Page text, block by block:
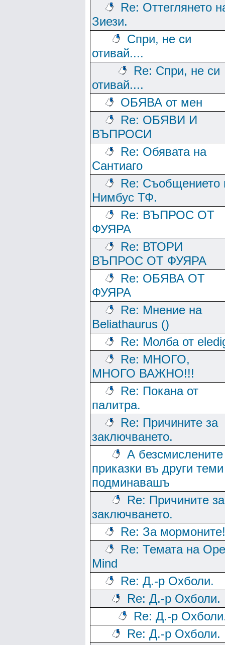
Re: Оттеглянето
Зиези.
Спри, не си
отивай....
Re: Спри, не си
отивай....
ОБЯВА от мен
Re: ОБЯВИ И
ВЪПРОСИ
Re: Обявата на
Сантиаго
Re: Съобщението
Нимбус ТФ.
Re: ВЪПРОС ОТ
ФУЯРА
Re: ВТОРИ
ВЪПРОС ОТ ФУЯРА
Re: ОБЯВА ОТ
ФУЯРА
Re: Мнение на
Beliathaurus ()
Re: Молба от
Re: МНОГО,
МНОГО ВАЖНО!!!
Re: Покана от
палитра.
Re: Причините за
заключването.
А безсмислените
приказки въ други теми
подминавашъ
Re: Причините за
заключването.
Re: За мормоните!
Re: Темата на
Mind
Re: Д.-р Охболи.
Re: Д.-р Охболи.
Re: Д.-р
Re: Д.-р Охболи.